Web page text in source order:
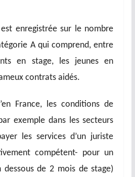
enregistrée sur le nombre
A qui comprend, entre
en stage, les jeunes en
contrats aidés.
France, les conditions de
exemple dans les secteurs
les services d’un juriste
compétent- pour un
de 2 mois de stage)